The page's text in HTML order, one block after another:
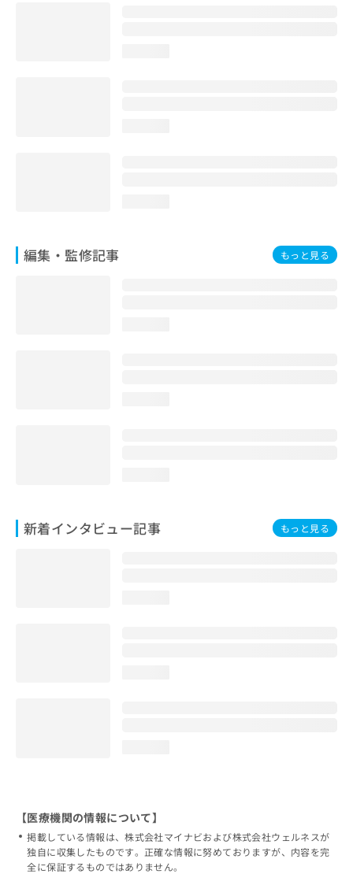
編集・監修記事 もっと見る
新着インタビュー記事 もっと見る
【医療機関の情報について】
掲載している情報は、株式会社マイナビおよび株式会社ウェルネスが
独自に収集したものです。正確な情報に努めておりますが、内容を完
全に保証するものではありません。